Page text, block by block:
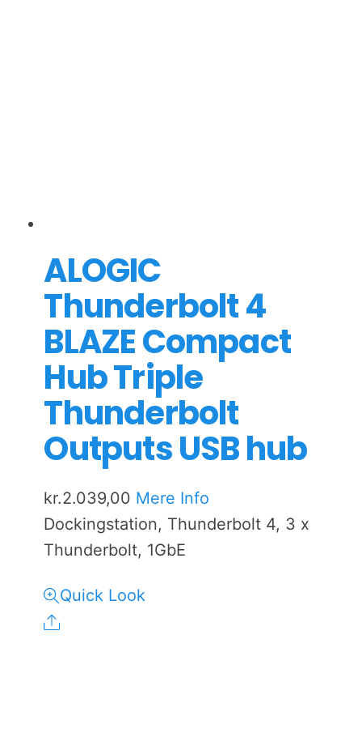
ALOGIC
Thunderbolt 4
BLAZE Compact
Hub Triple
Thunderbolt
Outputs USB hub
kr.2.039,00 Mere Info
Dockingstation, Thunderbolt 4, 3 x
Thunderbolt, 1GbE
Quick Look
Share